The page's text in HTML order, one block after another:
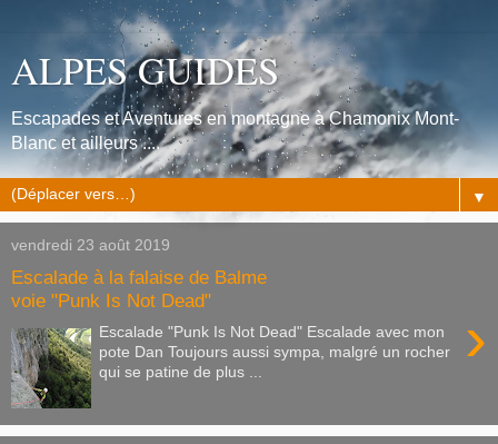
ALPES GUIDES
Escapades et Aventures en montagne à Chamonix Mont-
Blanc et ailleurs ....
▼
vendredi 23 août 2019
Escalade à la falaise de Balme
voie "Punk Is Not Dead"
›
Escalade "Punk Is Not Dead" Escalade avec mon
pote Dan Toujours aussi sympa, malgré un rocher
qui se patine de plus ...